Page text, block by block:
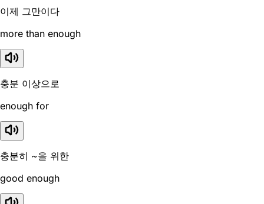
이제 그만이다
more than enough
충분 이상으로
enough for
충분히 ~을 위한
good enough